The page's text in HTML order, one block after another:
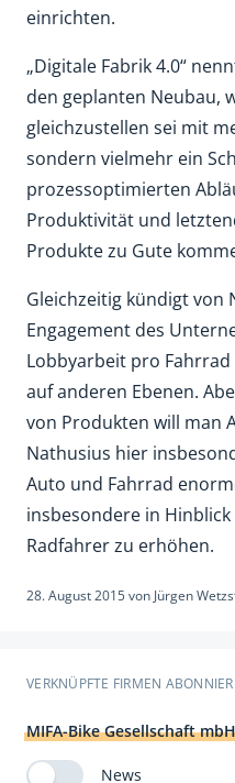
einrichten.
„Digitale Fabrik 4.0“
den geplanten Neubau,
gleichzustellen sei mit
sondern vielmehr ein
prozessoptimierten
Produktivität und
Produkte zu Gute
Gleichzeitig kündigt von
Engagement des
Lobbyarbeit pro Fahrrad
auf anderen Ebenen.
von Produkten will man
Nathusius hier
Auto und Fahrrad
insbesondere in
Radfahrer zu erhöhen.
28. August 2015von Jürgen
VERKNÜPFTE FIRMEN
MIFA-Bike Gesellschaft mbH
News